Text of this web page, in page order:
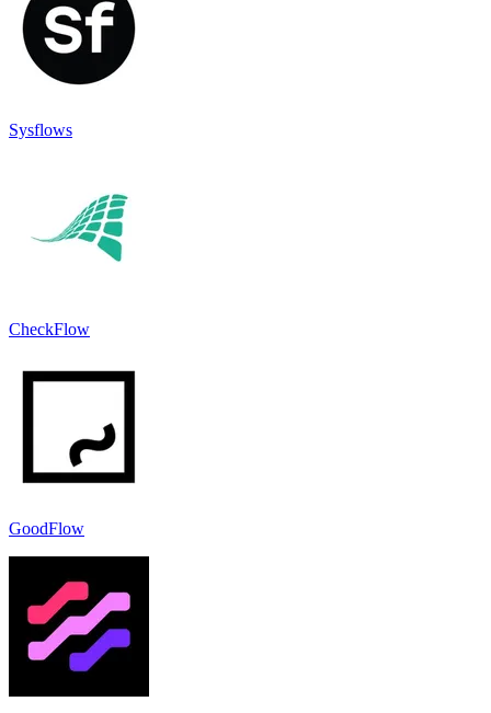
Sysflows
CheckFlow
GoodFlow